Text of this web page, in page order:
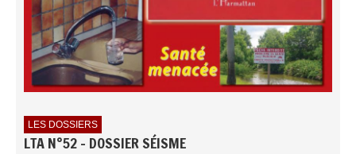
LES DOSSIERS
LTA N°52 - DOSSIER SÉISME